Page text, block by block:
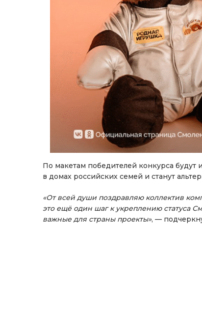
По макетам победителей конкурса будут
в домах российских семей и станут
«От всей души поздравляю коллектив
это ещё один шаг к укреплению статуса
важные для страны проекты», —